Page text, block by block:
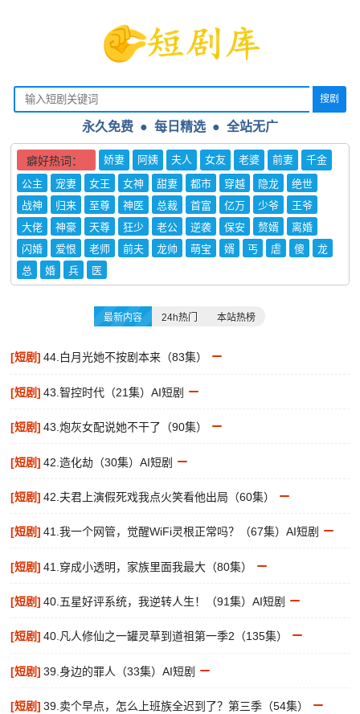
搜剧
永久免费 ● 每日精选● 全站无广
癖好热词： 娇妻 阿姨 夫人 女友 老婆 前妻
千金
公主
宠妻 女王 女神 甜妻 都市 穿越 隐龙
绝世
战神
归来 至尊 神医 总裁 首富 亿万 少爷
王爷
大佬
神豪 天尊 狂少 老公 逆袭 保安 赘婿
离婚
闪婚
爱恨 老师 前夫 龙帅 萌宝 婿 丐 虐 傻
龙
总
婚 兵 医
最新内容 24h热门 本站热榜
[短剧] 44.白月光她不按剧本来（83集）
[短剧] 43.智控时代（21集）AI短剧
[短剧] 43.炮灰女配说她不干了（90集）
[短剧] 42.造化劫（30集）AI短剧
[短剧] 42.夫君上演假死戏我点火笑看他出局（60集）
[短剧] 41.我一个网管，觉醒WiFi灵根正常吗？（67集）AI短剧
[短剧] 41.穿成小透明，家族里面我最大（80集）
[短剧] 40.五星好评系统，我逆转人生！（91集）AI短剧
[短剧] 40.凡人修仙之一罐灵草到道祖第一季2（135集）
[短剧] 39.身边的罪人（33集）AI短剧
[短剧] 39.卖个早点，怎么上班族全迟到了？第三季（54集）